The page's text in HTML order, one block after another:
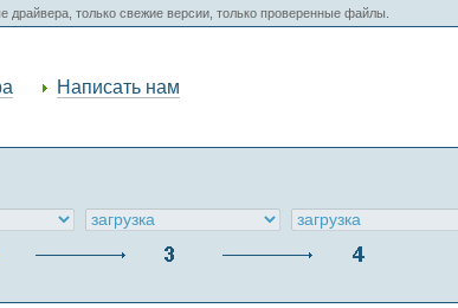
драйвера, только свежие версии, только проверенные файлы.
Написать нам